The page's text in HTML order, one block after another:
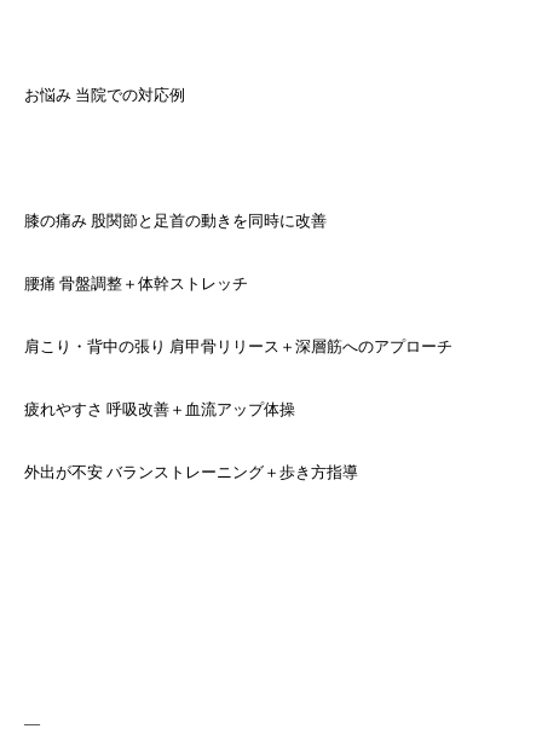
お悩み 当院での対応例
膝の痛み 股関節と足首の動きを同時に改善
腰痛 骨盤調整＋体幹ストレッチ
肩こり・背中の張り 肩甲骨リリース＋深層筋へのアプローチ
疲れやすさ 呼吸改善＋血流アップ体操
外出が不安 バランストレーニング＋歩き方指導
—